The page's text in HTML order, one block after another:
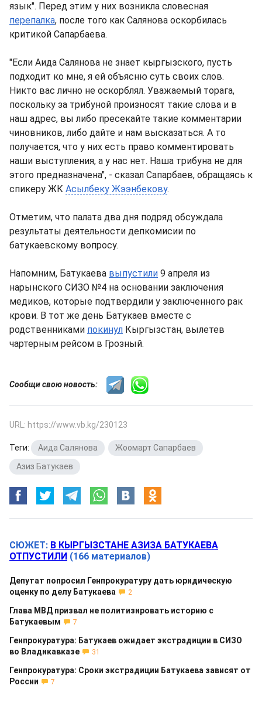
язык". Перед этим у них возникла словесная
перепалка, после того как Салянова оскорбилась
критикой Сапарбаева.
"Если Аида Салянова не знает кыргызского, пусть
подходит ко мне, я ей объясню суть своих слов.
Никто вас лично не оскорблял. Уважаемый торага,
поскольку за трибуной произносят такие слова и в
наш адрес, вы либо пресекайте такие комментарии
чиновников, либо дайте и нам высказаться. А то
получается, что у них есть право комментировать
наши выступления, а у нас нет. Наша трибуна не для
этого предназначена", - сказал Сапарбаев, обращаясь к
спикеру ЖК Асылбеку Жээнбекову.
Отметим, что палата два дня подряд обсуждала
результаты деятельности депкомисии по
батукаевскому вопросу.
Напомним, Батукаева выпустили 9 апреля из
нарынского СИЗО №4 на основании заключения
медиков, которые подтвердили у заключенного рак
крови. В тот же день Батукаев вместе с
родственниками покинул Кыргызстан, вылетев
чартерным рейсом в Грозный.
Сообщи свою новость:
URL: https://www.vb.kg/230123
Теги: Аида Салянова Жоомарт Сапарбаев
Азиз Батукаев
СЮЖЕТ: В КЫРГЫЗСТАНЕ АЗИЗА БАТУКАЕВА
ОТПУСТИЛИ (166 материалов)
Депутат попросил Генпрокуратуру дать юридическую
оценку по делу Батукаева
2
Глава МВД призвал не политизировать историю с
Батукаевым
7
Генпрокуратура: Батукаев ожидает экстрадиции в СИЗО
во Владикавказе
31
Генпрокуратура: Сроки экстрадиции Батукаева зависят от
России
7